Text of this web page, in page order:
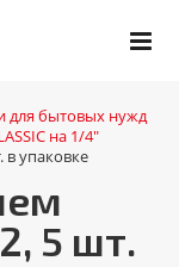
для бытовых нужд
на 1/4"
упаковке
5 шт.